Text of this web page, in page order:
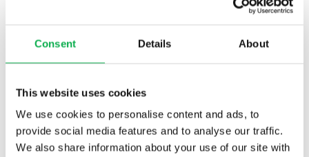
Consent Details About
This website uses cookies
We use cookies to personalise content and ads, to
provide social media features and to analyse our traffic.
We also share information about your use of our site with